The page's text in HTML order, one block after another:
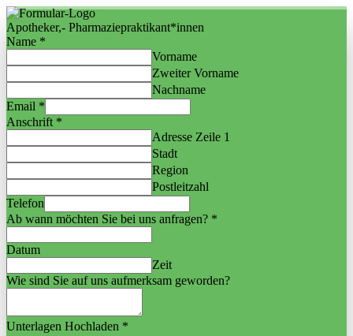
Apotheker,- Pharmaziepraktikant*innen
Name *
Vorname
Zweiter Vorname
Nachname
Email *
Anschrift *
Adresse Zeile 1
Stadt
Region
Postleitzahl
Telefon
Ab wann möchten Sie bei uns anfragen? *
Datum
Zeit
Wie sind Sie auf uns aufmerksam geworden?
Unterlagen Hochladen *